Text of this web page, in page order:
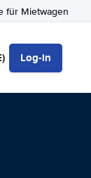
für Mietwagen
Log-in